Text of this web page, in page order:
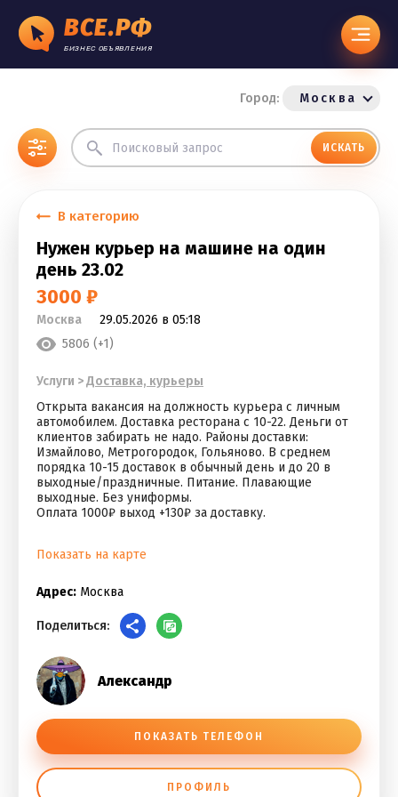
ВСЕ.РФ
БИЗНЕС ОБЪЯВЛЕНИЯ
Город: Москва
ИСКАТЬ
В категорию
Нужен курьер на машине на один
день 23.02
3000 ₽
Москва
29.05.2026 в 05:18
5806 (+1)
Услуги >Доставка, курьеры
Открыта вакансия на должность курьера с личным
автомобилем. Доставка ресторана с 10-22. Деньги от
клиентов забирать не надо. Районы доставки:
Измайлово, Метрогородок, Гольяново. В среднем
порядка 10-15 доставок в обычный день и до 20 в
выходные/праздничные. Питание. Плавающие
выходные. Без униформы.
Оплата 1000₽ выход +130₽ за доставку.
Показать на карте
Адрес: Москва
Поделиться:
Александр
ПОКАЗАТЬ ТЕЛЕФОН
ПРОФИЛЬ